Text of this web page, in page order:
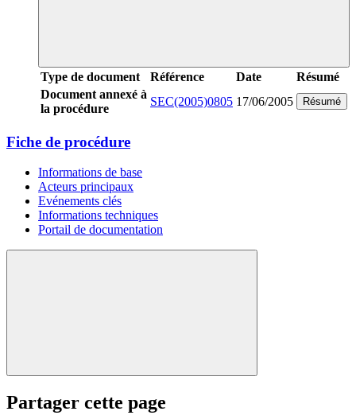
Type de document Référence Date
Résumé
Document annexé à
la procédure
SEC(2005)0805 17/06/2005 Résumé
Fiche de procédure
Informations de base
Acteurs principaux
Evénements clés
Informations techniques
Portail de documentation
Partager cette page